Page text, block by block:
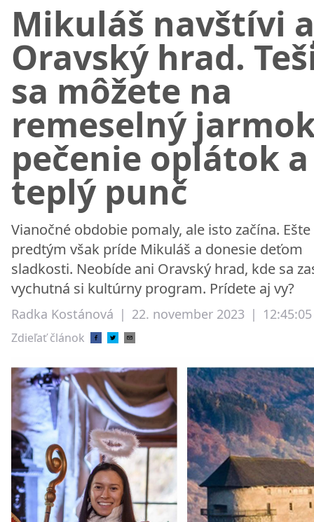
Mikuláš navštívi
Oravský hrad.
sa môžete na
remeselný
pečenie oplátok a
teplý punč
Vianočné obdobie pomaly, ale isto začína. Ešte
predtým však príde Mikuláš a donesie deťom
sladkosti. Neobíde ani Oravský hrad, kde sa
vychutná si kultúrny program. Prídete aj vy?
Radka Kostánová | 22. november 2023 | 12:45:05
Zdieľať článok